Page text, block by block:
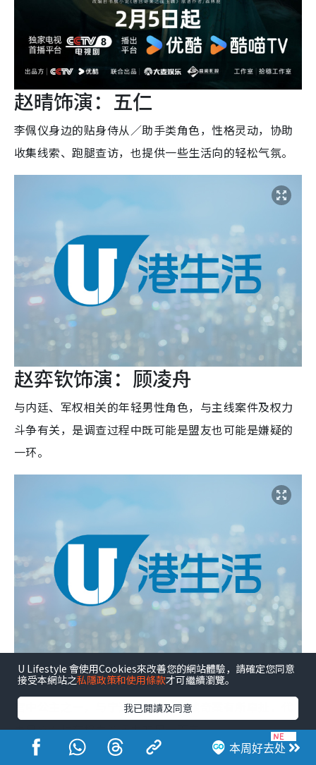
赵晴饰演：五仁
李佩仪身边的贴身侍从／助手类角色，性格灵动，协助
收集线索、跑腿查访，也提供一些生活向的轻松气氛。
赵弈钦饰演：顾凌舟
与内廷、军权相关的年轻男性角色，与主线案件及权力
斗争有关，是调查过程中既可能是盟友也可能是嫌疑的
一环。
张维娜饰演：婉顺公主
宫中公主之一，与宁远公主案、后续奇案有所牵扯，代
表皇族女性在权力漩涡中的另一面向。
本周好去处
U Lifestyle 會使用Cookies來改善您的網站體驗，請確定您同意
接受本網站之私隱政策和使用條款才可繼續瀏覽。
我已閱讀及同意